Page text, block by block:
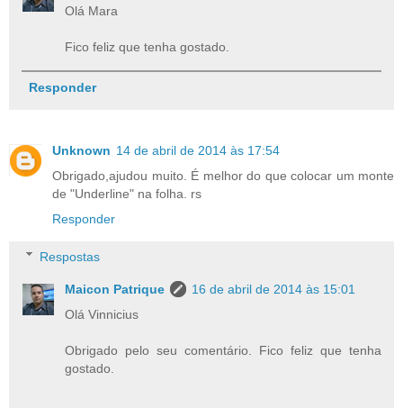
Olá Mara
Fico feliz que tenha gostado.
Responder
Unknown 14 de abril de 2014 às 17:54
Obrigado,ajudou muito. É melhor do que colocar um monte
de "Underline" na folha. rs
Responder
Respostas
Maicon Patrique
16 de abril de 2014 às 15:01
Olá Vinnicius
Obrigado pelo seu comentário. Fico feliz que tenha
gostado.